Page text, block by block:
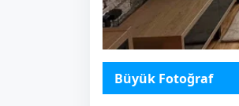
Büyük Fotoğraf